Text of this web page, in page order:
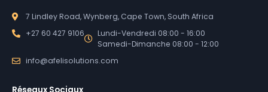
7 Lindley Road, Wynberg, Cape Town, South Africa
+27 60 427 9106
Lundi-Vendredi 08:00 - 16:00
Samedi-Dimanche 08:00 - 12:00
info@afelisolutions.com